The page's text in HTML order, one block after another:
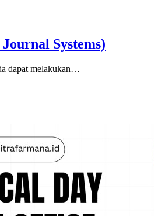
Systems)
dapat melakukan…